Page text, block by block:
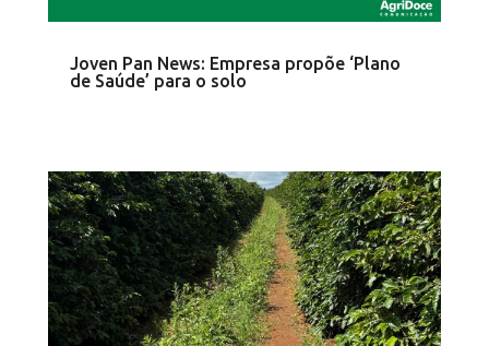
Joven Pan News: Empresa propõe ‘Plano
de Saúde’ para o solo